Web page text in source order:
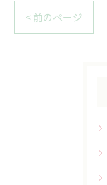
< 前のページ